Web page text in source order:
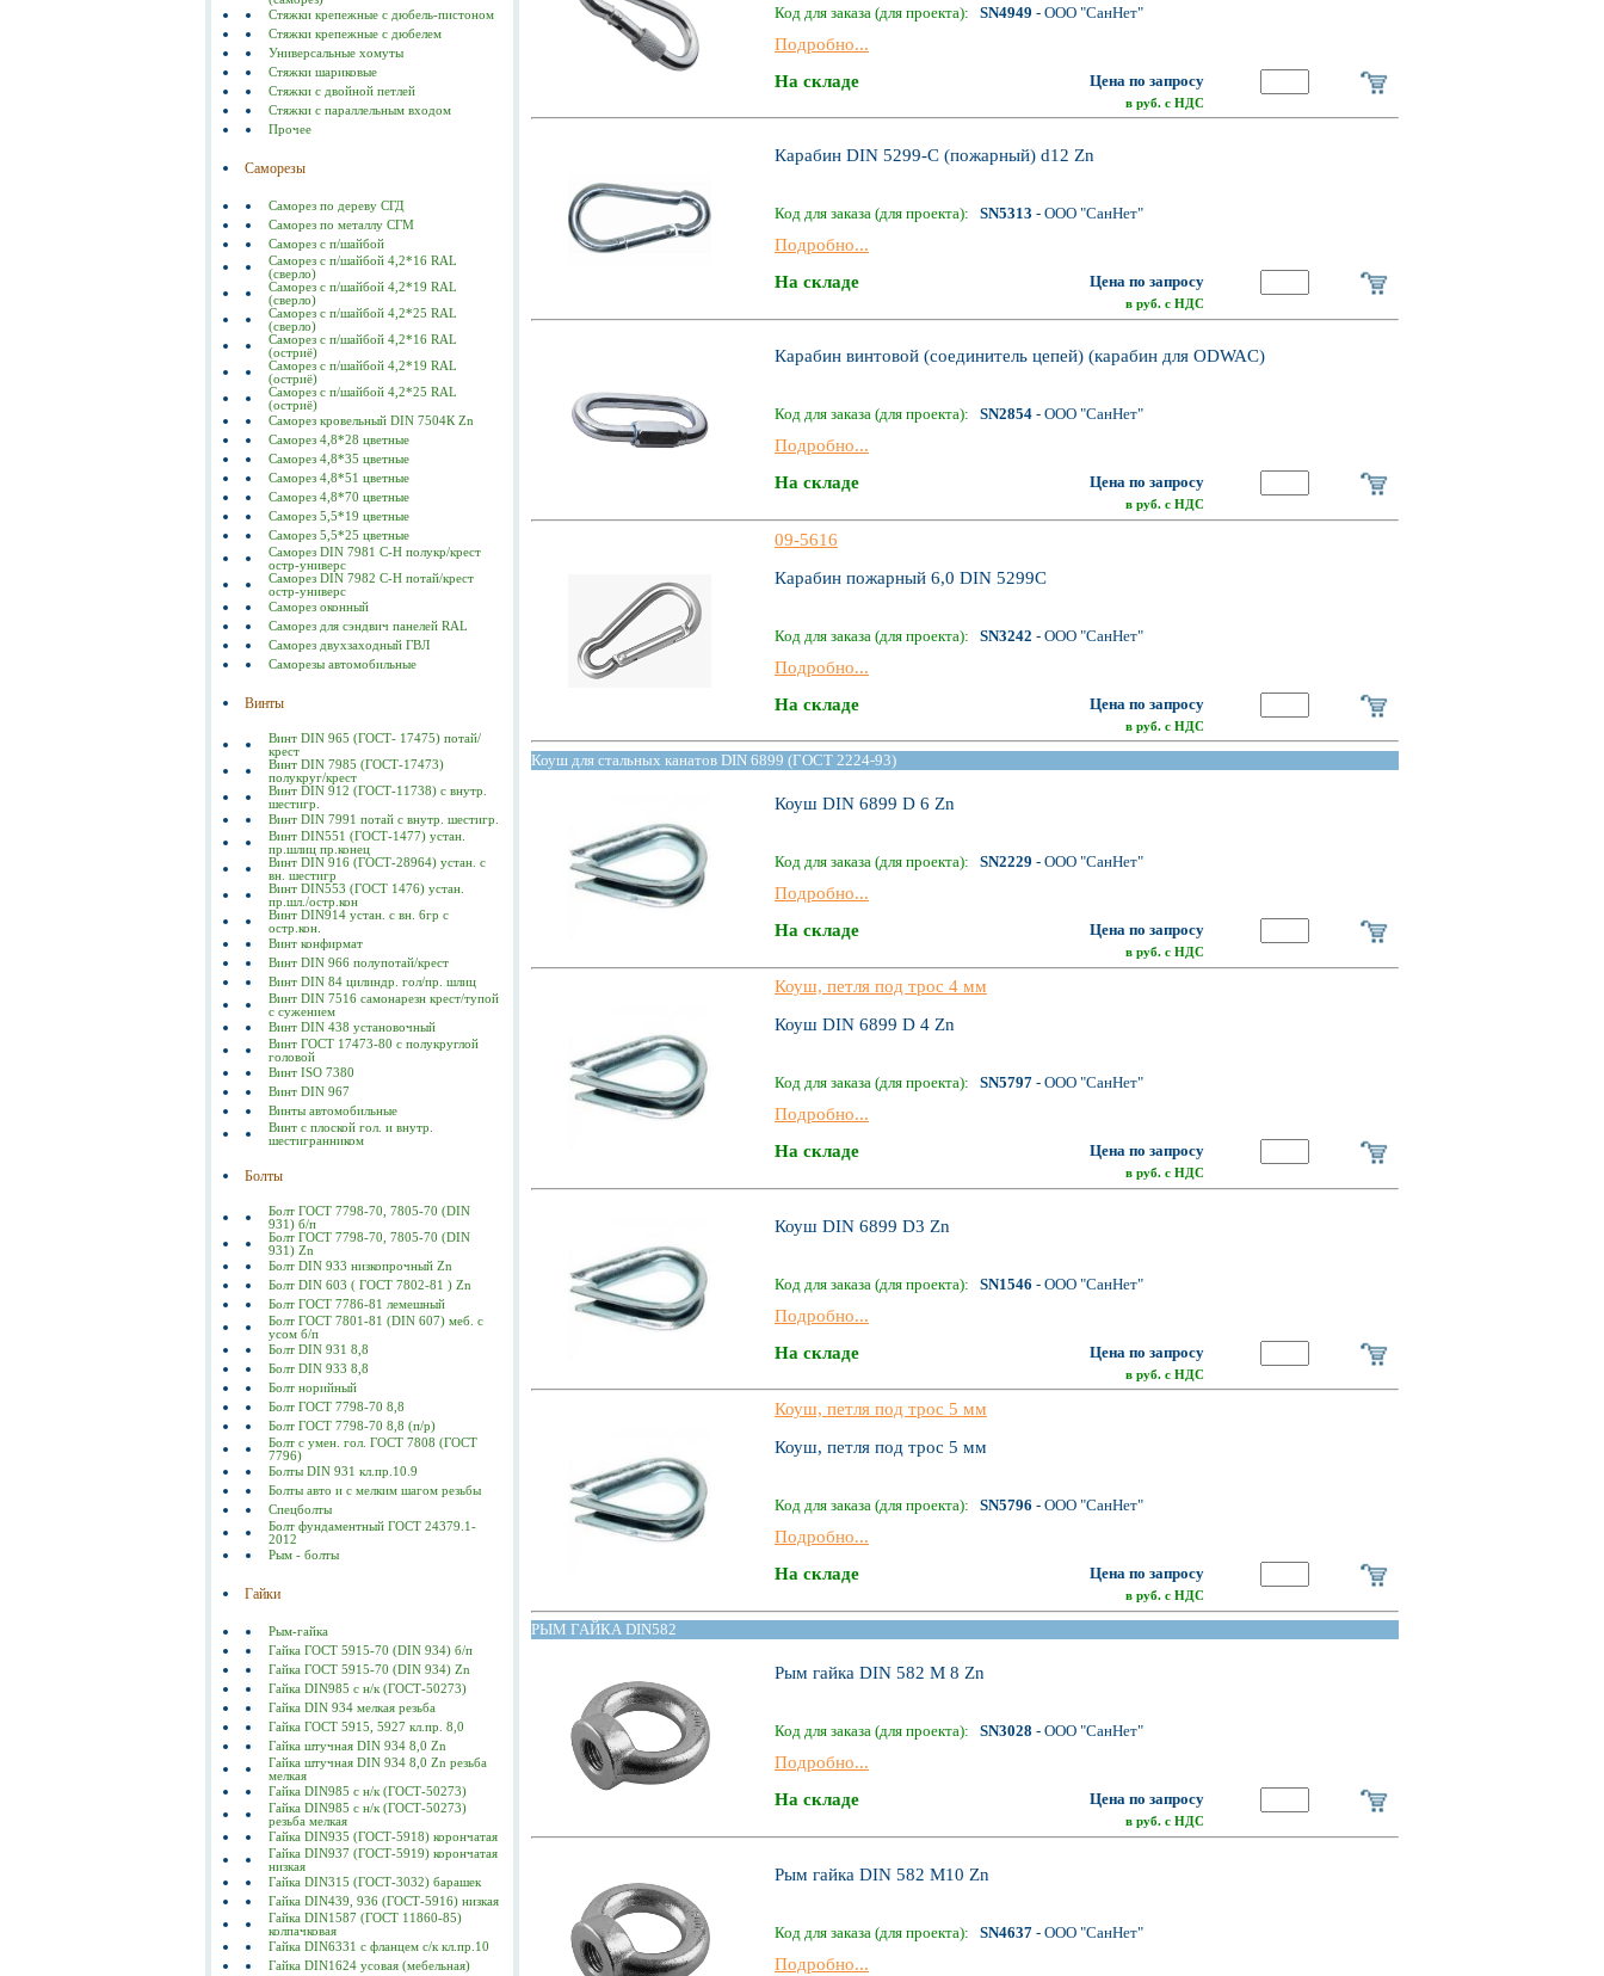
Стяжки крепежные с дюбель-пистоном
Стяжки крепежные с дюбелем
Универсальные хомуты
Стяжки шариковые
Стяжки с двойной петлей
Стяжки с параллельным входом
Прочее
Саморезы
Саморез по дереву СГД
Саморез по металлу СГМ
Саморез с п/шайбой
Саморез с п/шайбой 4,2*16 RAL
(сверло)
Саморез с п/шайбой 4,2*19 RAL
(сверло)
Саморез с п/шайбой 4,2*25 RAL
(сверло)
Саморез с п/шайбой 4,2*16 RAL
(остриё)
Саморез с п/шайбой 4,2*19 RAL
(остриё)
Саморез с п/шайбой 4,2*25 RAL
(остриё)
Саморез кровельный DIN 7504К Zn
Саморез 4,8*28 цветные
Саморез 4,8*35 цветные
Саморез 4,8*51 цветные
Саморез 4,8*70 цветные
Саморез 5,5*19 цветные
Саморез 5,5*25 цветные
Саморез DIN 7981 C-Н полукр/крест
остр-универс
Саморез DIN 7982 C-Н потай/крест
остр-универс
Саморез оконный
Саморез для сэндвич панелей RAL
Саморез двухзаходный ГВЛ
Саморезы автомобильные
Винты
Винт DIN 965 (ГОСТ- 17475) потай/
крест
Винт DIN 7985 (ГОСТ-17473)
полукруг/крест
Винт DIN 912 (ГОСТ-11738) с внутр.
шестигр.
Винт DIN 7991 потай с внутр. шестигр.
Винт DIN551 (ГОСТ-1477) устан.
пр.шлиц пр.конец
Винт DIN 916 (ГОСТ-28964) устан. с
вн. шестигр
Винт DIN553 (ГОСТ 1476) устан.
пр.шл./остр.кон
Винт DIN914 устан. с вн. 6гр с
остр.кон.
Винт конфирмат
Винт DIN 966 полупотай/крест
Винт DIN 84 цилиндр. гол/пр. шлиц
Винт DIN 7516 самонарезн крест/тупой
с сужением
Винт DIN 438 установочный
Винт ГОСТ 17473-80 c полукруглой
головой
Винт ISO 7380
Винт DIN 967
Винты автомобильные
Винт с плоской гол. и внутр.
шестигранником
Болты
Болт ГОСТ 7798-70, 7805-70 (DIN
931) б/п
Болт ГОСТ 7798-70, 7805-70 (DIN
931) Zn
Болт DIN 933 низкопрочный Zn
Болт DIN 603 ( ГОСТ 7802-81 ) Zn
Болт ГОСТ 7786-81 лемешный
Болт ГОСТ 7801-81 (DIN 607) меб. с
усом б/п
Болт DIN 931 8,8
Болт DIN 933 8,8
Болт норийный
Болт ГОСТ 7798-70 8,8
Болт ГОСТ 7798-70 8,8 (п/р)
Болт с умен. гол. ГОСТ 7808 (ГОСТ
7796)
Болты DIN 931 кл.пр.10.9
Болты авто и с мелким шагом резьбы
Спецболты
Болт фундаментный ГОСТ 24379.1-
2012
Рым - болты
Гайки
Рым-гайка
Гайка ГОСТ 5915-70 (DIN 934) б/п
Гайка ГОСТ 5915-70 (DIN 934) Zn
Гайка DIN985 с н/к (ГОСТ-50273)
Гайка DIN 934 мелкая резьба
Гайка ГОСТ 5915, 5927 кл.пр. 8,0
Гайка штучная DIN 934 8,0 Zn
Гайка штучная DIN 934 8,0 Zn резьба
мелкая
Гайка DIN985 с н/к (ГОСТ-50273)
Гайка DIN985 с н/к (ГОСТ-50273)
резьба мелкая
Гайка DIN935 (ГОСТ-5918) корончатая
Гайка DIN937 (ГОСТ-5919) корончатая
низкая
Гайка DIN315 (ГОСТ-3032) барашек
Гайка DIN439, 936 (ГОСТ-5916) низкая
Гайка DIN1587 (ГОСТ 11860-85)
колпачковая
Гайка DIN6331 с фланцем с/к кл.пр.10
Гайка DIN1624 усовая (мебельная)
Код для заказа (для проекта): SN4949 - ООО "СанНет"
Подробно...
На складе
Цена по запросу
в руб. с НДС
Карабин DIN 5299-С (пожарный) d12 Zn
Код для заказа (для проекта): SN5313 - ООО "СанНет"
Подробно...
На складе
Цена по запросу
в руб. с НДС
Карабин винтовой (соединитель цепей) (карабин для ODWAC)
Код для заказа (для проекта): SN2854 - ООО "СанНет"
Подробно...
На складе
Цена по запросу
в руб. с НДС
09-5616
Карабин пожарный 6,0 DIN 5299С
Код для заказа (для проекта): SN3242 - ООО "СанНет"
Подробно...
На складе
Цена по запросу
в руб. с НДС
Коуш для стальных канатов DIN 6899 (ГОСТ 2224-93)
Коуш DIN 6899 D 6 Zn
Код для заказа (для проекта): SN2229 - ООО "СанНет"
Подробно...
На складе
Цена по запросу
в руб. с НДС
Коуш, петля под трос 4 мм
Коуш DIN 6899 D 4 Zn
Код для заказа (для проекта): SN5797 - ООО "СанНет"
Подробно...
На складе
Цена по запросу
в руб. с НДС
Коуш DIN 6899 D3 Zn
Код для заказа (для проекта): SN1546 - ООО "СанНет"
Подробно...
На складе
Цена по запросу
в руб. с НДС
Коуш, петля под трос 5 мм
Коуш, петля под трос 5 мм
Код для заказа (для проекта): SN5796 - ООО "СанНет"
Подробно...
На складе
Цена по запросу
в руб. с НДС
РЫМ ГАЙКА DIN582
Рым гайка DIN 582 М 8 Zn
Код для заказа (для проекта): SN3028 - ООО "СанНет"
Подробно...
На складе
Цена по запросу
в руб. с НДС
Рым гайка DIN 582 М10 Zn
Код для заказа (для проекта): SN4637 - ООО "СанНет"
Подробно...